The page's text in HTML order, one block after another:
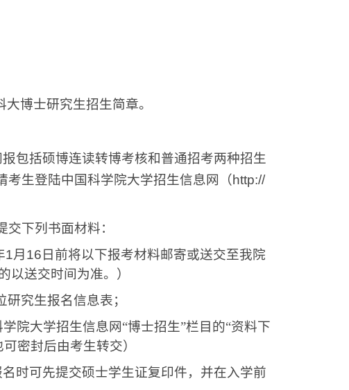
博士研究生招生简章。
包括硕博连读转博考核和普通招考两种招生
生登陆中国科学院大学招生信息网（ http://
下列书面材料：
1月 16 日前将以下报考材料邮寄或送交至我院
以送交时间为准。）
究生报名信息表；
院大学招生信息网“博士招生”栏目的“资料下
密封后由考生转交）
时可先提交硕士学生证复印件，并在入学前